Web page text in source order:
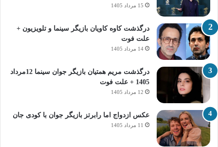
15 مرداد 1405
درگذشت کاوه کاویان بازیگر سینما و تلویزیون +
علت فوت
14 مرداد 1405
درگذشت مریم همتیان بازیگر جوان سینما 12مرداد
1405 + علت فوت
12 مرداد 1405
عکس ازدواج اما رابرتز بازیگر جوان با کودی جان
11 مرداد 1405